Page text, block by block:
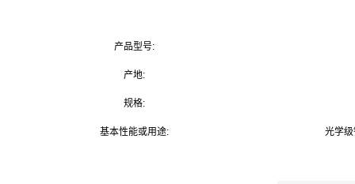
产品型号:
产地:
规格:
基本性能或用途: 光学